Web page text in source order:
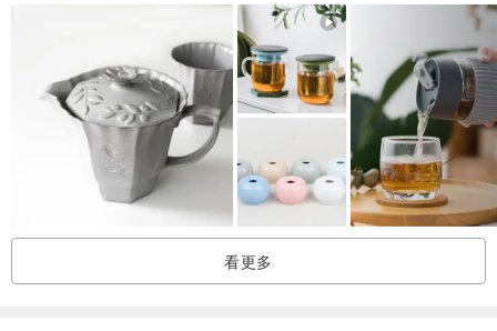
看更多